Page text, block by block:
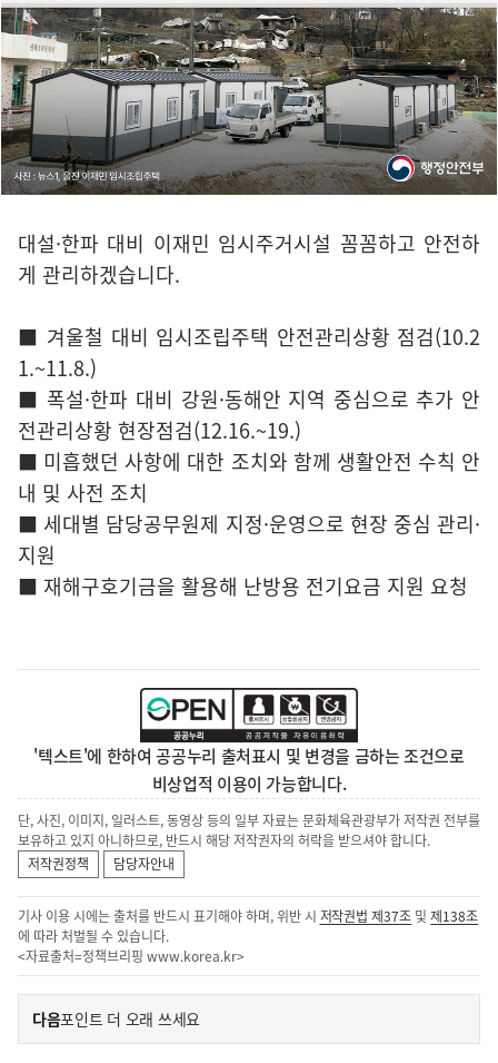
대설·한파 대비 이재민 임시주거시설 꼼꼼하고 안전하
게 관리하겠습니다.
■ 겨울철 대비 임시조립주택 안전관리상황 점검(10.2
1.~11.8.)
■ 폭설·한파 대비 강원·동해안 지역 중심으로 추가 안
전관리상황 현장점검(12.16.~19.)
■ 미흡했던 사항에 대한 조치와 함께 생활안전 수칙 안
내 및 사전 조치
■ 세대별 담당공무원제 지정·운영으로 현장 중심 관리·
지원
■ 재해구호기금을 활용해 난방용 전기요금 지원 요청
'텍스트'에 한하여 공공누리 출처표시 및 변경을 금하는 조건으로
비상업적 이용이 가능합니다.
단, 사진, 이미지, 일러스트, 동영상 등의 일부 자료는 문화체육관광부가 저작권 전부를
보유하고 있지 아니하므로, 반드시 해당 저작권자의 허락을 받으셔야 합니다.
저작권정책
담당자안내
기사 이용 시에는 출처를 반드시 표기해야 하며, 위반 시 저작권법 제37조 및제138조
에 따라 처벌될 수 있습니다.
<자료출처=정책브리핑 www.korea.kr>
이
전
다음기
포인트 더 오래 쓰세요